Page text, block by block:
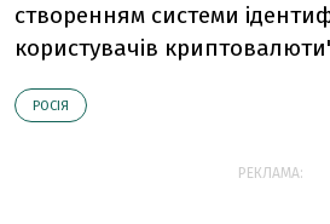
створенням системи
користувачів
РОСІЯ
РЕКЛАМА: